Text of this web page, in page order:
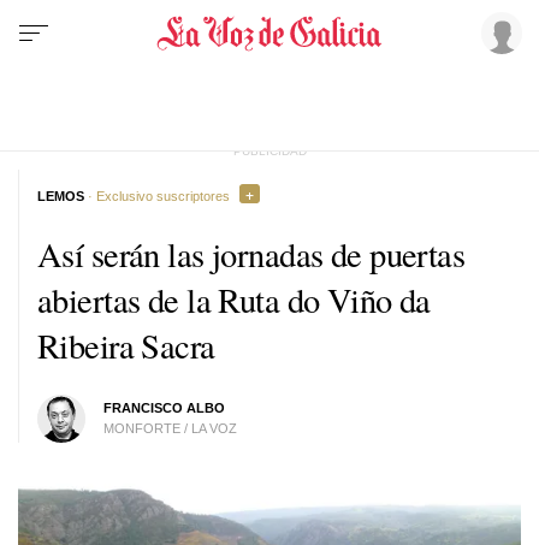
Así serán las jornadas de puertas
abiertas de la Ruta do Viño da
Ribeira Sacra
FRANCISCO ALBO
MONFORTE / LA VOZ
LEMOS · Exclusivo suscriptores